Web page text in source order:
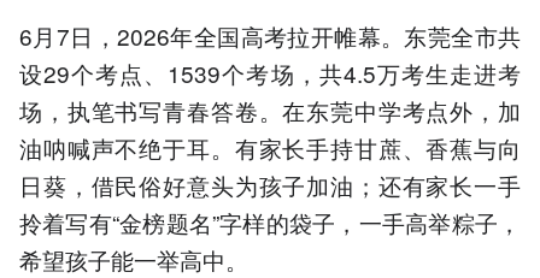
6月7日，2026年全国高考拉开帷幕。东莞全市共
设29个考点、1539个考场，共4.5万考生走进考
场，执笔书写青春答卷。在东莞中学考点外，加
油呐喊声不绝于耳。有家长手持甘蔗、香蕉与向
日葵，借民俗好意头为孩子加油；还有家长一手
拎着写有“金榜题名”字样的袋子，一手高举粽子，
希望孩子能一举高中。